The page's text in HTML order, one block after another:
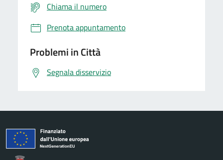
Chiama il numero
Prenota appuntamento
Problemi in Città
Segnala disservizio